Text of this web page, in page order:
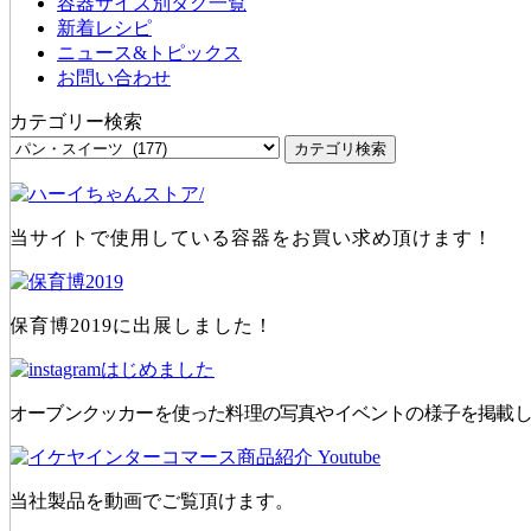
新着レシピ
ニュース&トピックス
お問い合わせ
カテゴリー検索
当サイトで使用している容器をお買い求め頂けます！
保育博2019に出展しました！
オーブンクッカーを使った料理の写真やイベントの様子を掲載
当社製品を動画でご覧頂けます。